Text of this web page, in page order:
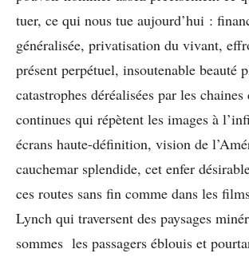
tuer, ce qui nous tue aujourd’hui :
généralisée, privatisation du vivant,
présent perpétuel, insoutenable beauté
catastrophes déréalisées par les chaines
continues qui répètent les images à
écrans haute-définition, vision de
cauchemar splendide, cet enfer
ces routes sans fin comme dans les
Lynch qui traversent des paysages
sommes les passagers éblouis et